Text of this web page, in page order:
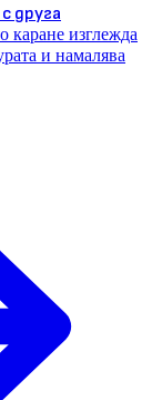
друга
каране изглежда
и намалява